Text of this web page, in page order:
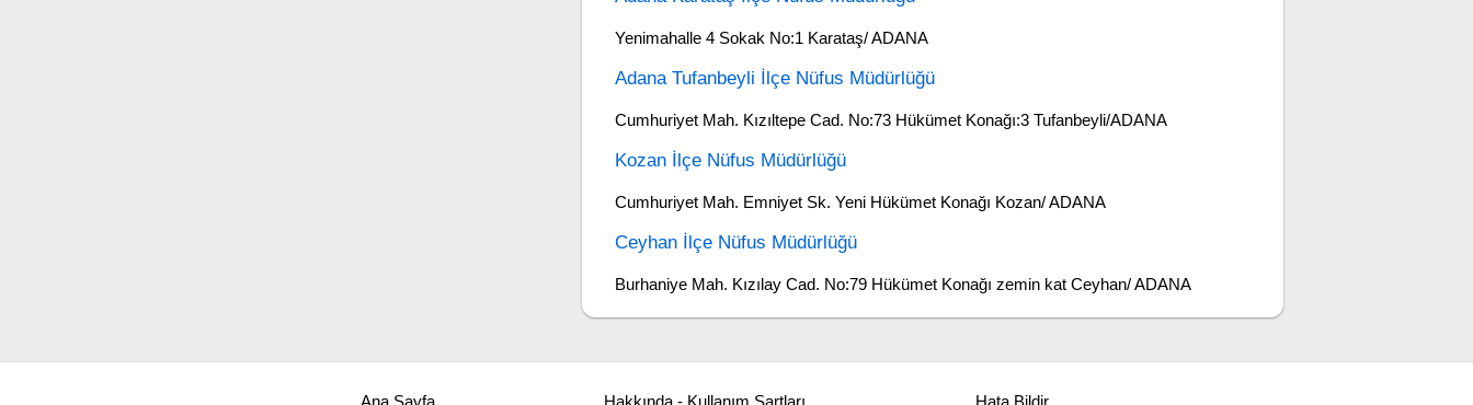
Yenimahalle 4 Sokak No:1 Karataş/ ADANA
Adana Tufanbeyli İlçe Nüfus Müdürlüğü
Cumhuriyet Mah. Kızıltepe Cad. No:73 Hükümet Konağı:3 Tufanbeyli/ADANA
Kozan İlçe Nüfus Müdürlüğü
Cumhuriyet Mah. Emniyet Sk. Yeni Hükümet Konağı Kozan/ ADANA
Ceyhan İlçe Nüfus Müdürlüğü
Burhaniye Mah. Kızılay Cad. No:79 Hükümet Konağı zemin kat Ceyhan/ ADANA
Ana Sayfa Hakkında - Kullanım Şartları Hata Bildir